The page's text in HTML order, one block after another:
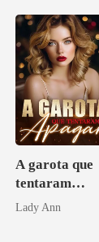
Verdadeira
Companheira
A garota que
tentaram
apagar
Lady Ann